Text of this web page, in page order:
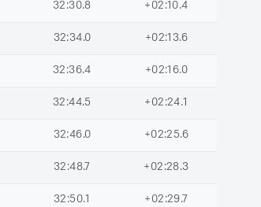
32:30.8 +02:10.4
32:34.0 +02:13.6
32:36.4 +02:16.0
32:44.5 +02:24.1
32:46.0 +02:25.6
32:48.7 +02:28.3
32:50.1 +02:29.7